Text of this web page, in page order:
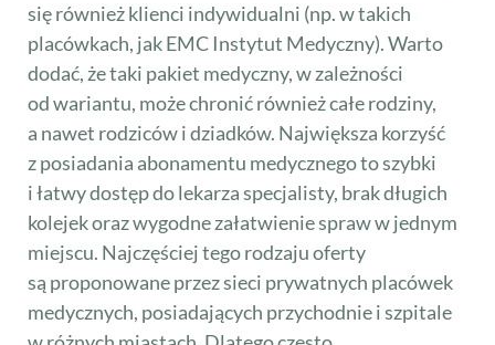
się również klienci indywidualni (np. w takich
placówkach, jak EMC Instytut Medyczny). Warto
dodać, że taki pakiet medyczny, w zależności
od wariantu, może chronić również całe rodziny,
a nawet rodziców i dziadków. Największa korzyść
z posiadania abonamentu medycznego to szybki
i łatwy dostęp do lekarza specjalisty, brak długich
kolejek oraz wygodne załatwienie spraw w jednym
miejscu. Najczęściej tego rodzaju oferty
są proponowane przez sieci prywatnych placówek
medycznych, posiadających przychodnie i szpitale